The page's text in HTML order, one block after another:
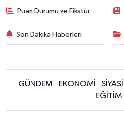
Puan Durumu ve Fikstür
Son Dakika Haberleri
GÜNDEM EKONOMİ SİYASİ
EĞİTİM